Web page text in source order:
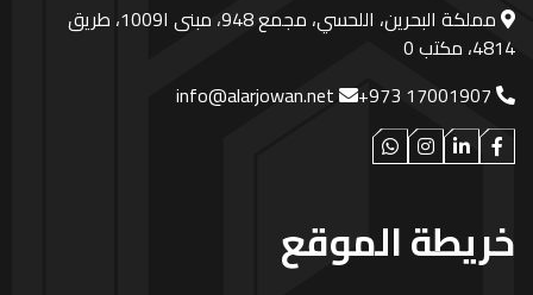
مملكة البحرين، اللحسي، مجمع 948، مبنى ا1009، طريق
4814، مكتب 0
+973 17001907
info@alarjowan.net
خريطة الموقع